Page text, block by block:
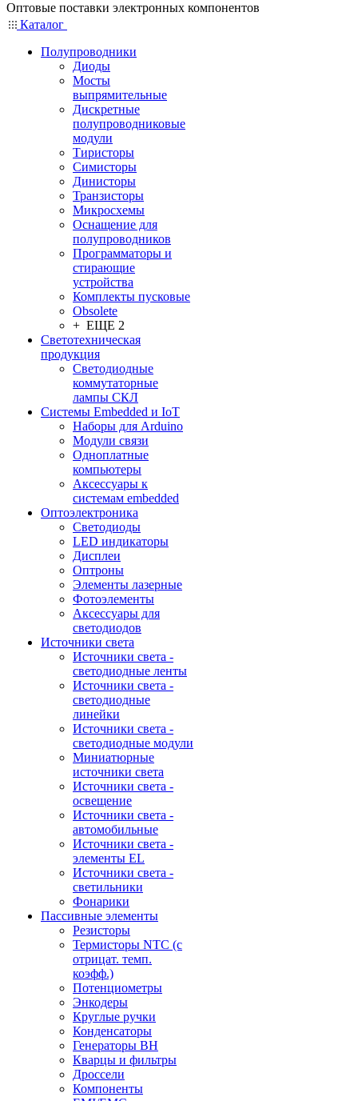
Оптовые поставки электронных компонентов
Каталог
Полупроводники
Диоды
Мосты
выпрямительные
Дискретные
полупроводниковые
модули
Тиристоры
Симисторы
Динисторы
Транзисторы
Микросхемы
Оснащение для
полупроводников
Программаторы и
стирающие
устройства
Комплекты пусковые
Obsolete
+ ЕЩЕ 2
Светотехническая
продукция
Светодиодные
коммутаторные
лампы СКЛ
Системы Embedded и IoT
Наборы для Arduino
Модули связи
Одноплатные
компьютеры
Аксессуары к
системам embedded
Oптоэлектроника
Светодиоды
LED индикаторы
Дисплеи
Оптроны
Элементы лазерные
Фотоэлементы
Аксессуары для
светодиодов
Источники света
Источники света -
светодиодные ленты
Источники света -
светодиодные
линейки
Источники света -
светодиодные модули
Миниатюрные
источники света
Источники света -
освещение
Источники света -
автомобильные
Источники света -
элементы EL
Источники света -
светильники
Фонарики
Пассивные элементы
Резисторы
Термисторы NTC (с
отрицат. темп.
коэфф.)
Потенциометры
Энкодеры
Круглые ручки
Конденсаторы
Генераторы ВН
Кварцы и фильтры
Дроссели
Компоненты